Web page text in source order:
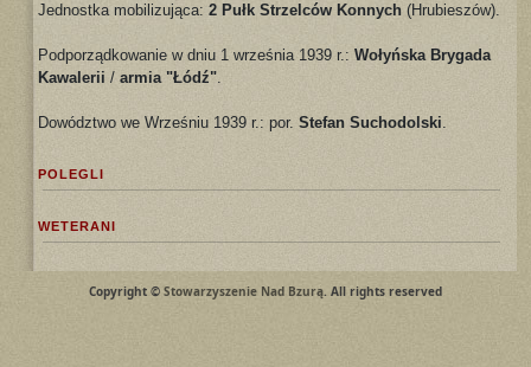
Jednostka mobilizująca: 2 Pułk Strzelców Konnych (Hrubieszów).
Podporządkowanie w dniu 1 września 1939 r.: Wołyńska Brygada
Kawalerii / armia "Łódź".
Dowództwo we Wrześniu 1939 r.: por. Stefan Suchodolski.
POLEGLI
WETERANI
Copyright © Stowarzyszenie Nad Bzurą. All rights reserved